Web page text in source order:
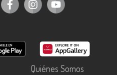
Quiénes Somos